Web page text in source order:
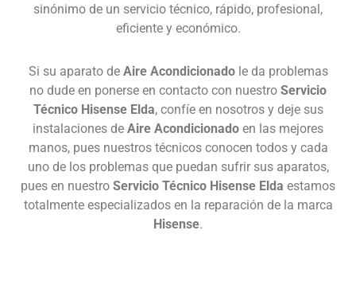
sinónimo de un servicio técnico, rápido, profesional,
eficiente y económico.
Si su aparato de Aire Acondicionadole da problemas
no dude en ponerse en contacto con nuestro Servicio
Técnico Hisense Elda, confíe en nosotros y deje sus
instalaciones de Aire Acondicionado en las mejores
manos, pues nuestros técnicos conocen todos y cada
uno de los problemas que puedan sufrir sus aparatos,
pues en nuestro Servicio Técnico Hisense Elda estamos
totalmente especializados en la reparación de la marca
Hisense.